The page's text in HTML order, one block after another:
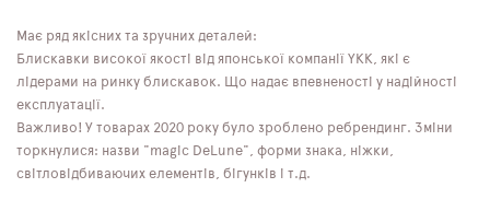
Має ряд якісних та зручних деталей:
Блискавки високої якості від японської компанії YKK, які є
лідерами на ринку блискавок. Що надає впевненості у надійності
експлуатації.
Важливо! У товарах 2020 року було зроблено ребрендинг. Зміни
торкнулися: назви "magic DeLune", форми знака, ніжки,
світловідбиваючих елементів, бігунків і т.д.